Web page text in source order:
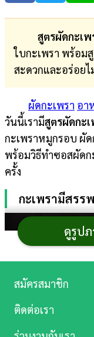
สูตรผัดกะเพร
ใบกะเพรา พร้อม
สะดวกและอร่อย
ผัดกะเพรา อา
วันนี้เรามีสูตรผัดกะ
กะเพราหมูกรอบ ผัด
พร้อมวิธีทำซอสผัดก
ครั้ง
กะเพรามีสรร
ดูรูป
หวย
บอล
สด
เงิน
การ
ศึกษา
บันเทิง
ดู
หนัง
สมัครสมาชิก
ติดต่อเรา